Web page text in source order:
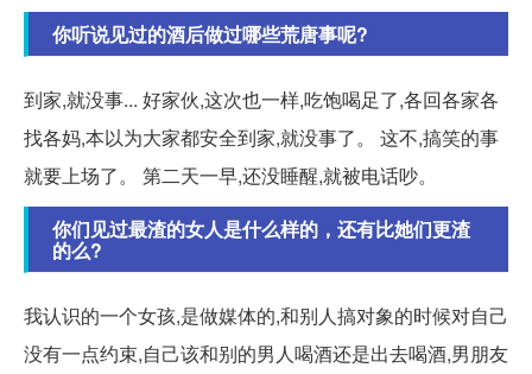
你听说见过的酒后做过哪些荒唐事呢?
到家,就没事... 好家伙,这次也一样,吃饱喝足了,各回各家各
找各妈,本以为大家都安全到家,就没事了。 这不,搞笑的事
就要上场了。 第二天一早,还没睡醒,就被电话吵。
你们见过最渣的女人是什么样的，还有比她们更渣
的么?
我认识的一个女孩,是做媒体的,和别人搞对象的时候对自己
没有一点约束,自己该和别的男人喝酒还是出去喝酒,男朋友